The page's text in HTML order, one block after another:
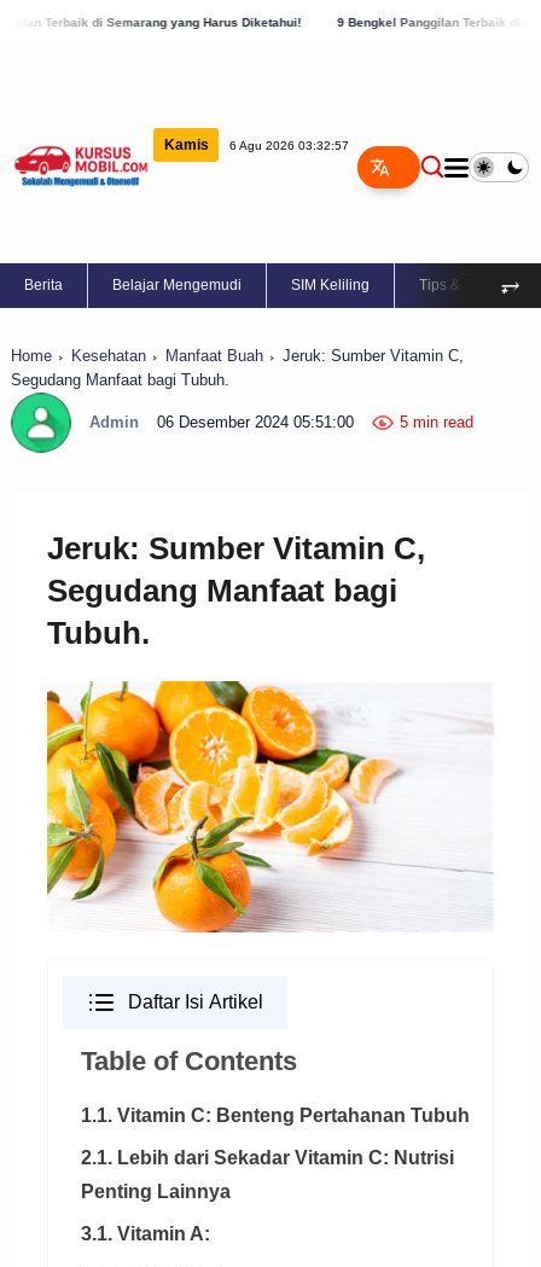
yang Harus Diketahui! 9 Bengkel Panggilan Terbaik di Kabupaten Semarang,
Kamis 6 Agu 2026 03:32:57
Berita Belajar Mengemudi SIM Keliling Tips & Trik ⥅
Home Kesehatan Manfaat Buah
Jeruk: Sumber Vitamin C,
Segudang Manfaat bagi Tubuh.
Admin 06 Desember 2024 05:51:00 5 min read
Jeruk: Sumber Vitamin C,
Segudang Manfaat bagi
Tubuh.
Daftar Isi Artikel
Table of Contents
1.1. Vitamin C: Benteng Pertahanan Tubuh
2.1. Lebih dari Sekadar Vitamin C: Nutrisi
Penting Lainnya
3.1. Vitamin A: